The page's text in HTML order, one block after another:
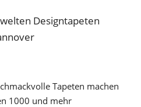
Tapeten machen
1000 und mehr